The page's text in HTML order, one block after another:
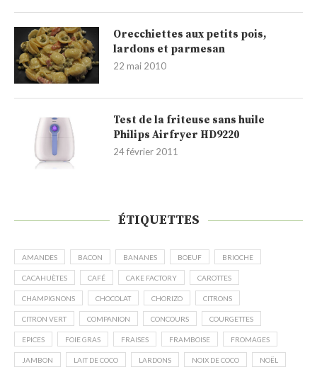
Orecchiettes aux petits pois,
lardons et parmesan
22 mai 2010
Test de la friteuse sans huile
Philips Airfryer HD9220
24 février 2011
ÉTIQUETTES
AMANDES BACON BANANES BOEUF BRIOCHE
CACAHUÈTES CAFÉ CAKE FACTORY CAROTTES
CHAMPIGNONS CHOCOLAT CHORIZO CITRONS
CITRON VERT COMPANION CONCOURS COURGETTES
EPICES FOIE GRAS FRAISES FRAMBOISE FROMAGES
JAMBON LAIT DE COCO LARDONS NOIX DE COCO NOËL